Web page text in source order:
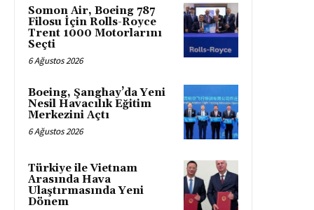
Somon Air, Boeing 787
Filosu İçin Rolls-Royce
Trent 1000 Motorlarını
Seçti
6 Ağustos 2026
Boeing, Şanghay’da Yeni
Nesil Havacılık Eğitim
Merkezini Açtı
6 Ağustos 2026
Türkiye ile Vietnam
Arasında Hava
Ulaştırmasında Yeni
Dönem